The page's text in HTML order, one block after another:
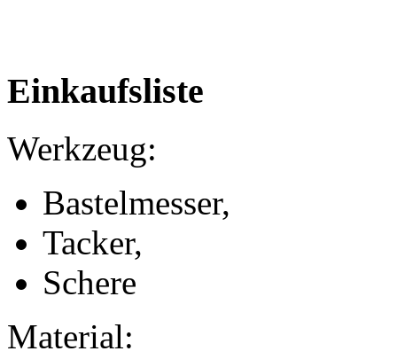
Einkaufsliste
Werkzeug:
Bastelmesser,
Tacker,
Schere
Material: